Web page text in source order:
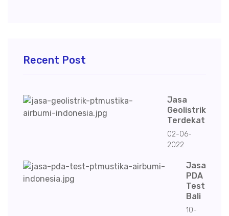
Recent Post
Jasa
Geolistrik
Terdekat
02-06-
2022
Jasa
PDA
Test
Bali
10-